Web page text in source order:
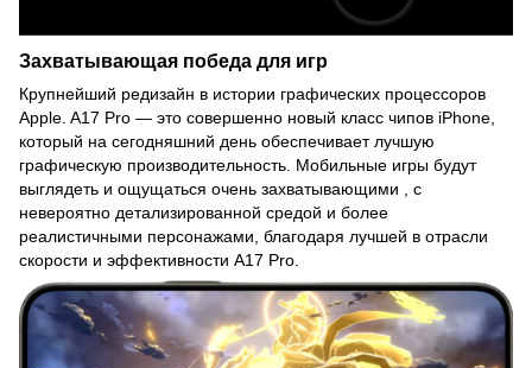
Захватывающая победа для игр
Крупнейший редизайн в истории графических процессоров
Apple. A17 Pro — это совершенно новый класс чипов iPhone,
который на сегодняшний день обеспечивает лучшую
графическую производительность. Мобильные игры будут
выглядеть и ощущаться очень захватывающими , с
невероятно детализированной средой и более
реалистичными персонажами, благодаря лучшей в отрасли
скорости и эффективности A17 Pro.